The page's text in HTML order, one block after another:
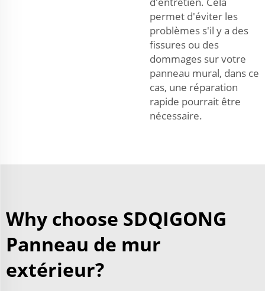
permet d'éviter les
problèmes s'il y a des
fissures ou des
dommages sur votre
panneau mural, dans ce
cas, une réparation
rapide pourrait être
nécessaire.
Why choose SDQIGONG
Panneau de mur
extérieur?